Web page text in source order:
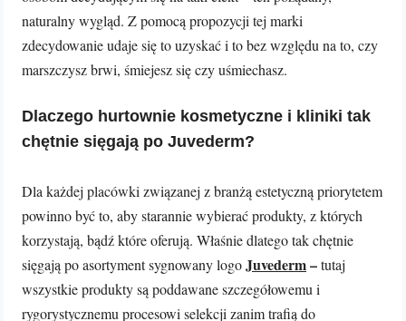
naturalny wygląd. Z pomocą propozycji tej marki
zdecydowanie udaje się to uzyskać i to bez względu na to, czy
marszczysz brwi, śmiejesz się czy uśmiechasz.
Dlaczego hurtownie kosmetyczne i kliniki tak
chętnie sięgają po Juvederm?
Dla każdej placówki związanej z branżą estetyczną priorytetem
powinno być to, aby starannie wybierać produkty, z których
korzystają, bądź które oferują. Właśnie dlatego tak chętnie
sięgają po asortyment sygnowany logoJuvederm–tutaj
wszystkie produkty są poddawane szczegółowemu i
rygorystycznemu procesowi selekcji zanim trafią do